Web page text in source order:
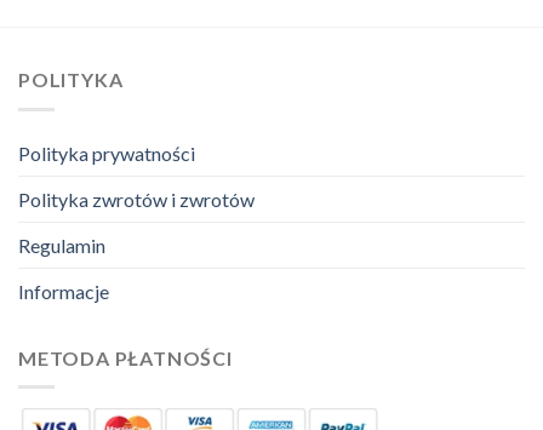
POLITYKA
Polityka prywatności
Polityka zwrotów i zwrotów
Regulamin
Informacje
METODA PŁATNOŚCI